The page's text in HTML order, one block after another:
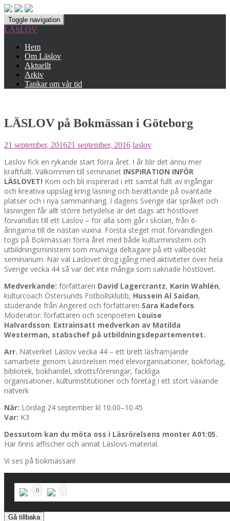
Toggle navigation
LÄSLOV
Hem
Om Läslov
Aktuellt
Arkiv
Tankar om vår tid
LÄSLOV på Bokmässan i Göteborg
21 september, 201621 september, 2016 laslov
Läslov fick en rykande start förra året. I år blir det ännu mer
kraftfullt. Välkommen till seminariet INSPIRATION INFÖR
LÄSLOVET! Kom och bli inspirerad i ett samtal fullt av ingångar
och kreativa uppslag kring läsning och berättande på oväntade
platser och i nya sammanhang. I dagens Sverige där språket och
läsningen får allt större betydelse är det dags att höstlovet
förvandlas till ett Läslov – för alla som går i skolan, från 6-
åringarna till de nästan vuxna. Första steget mot förvandlingen
togs på Bokmässan förra året med både kulturministern och
utbildningsministern som munviga deltagare på ett välbesökt
seminarium. När väl Läslovet drog igång med aktiviteter över hela
Sverige vecka 44 så var det inte många som saknade höstlovet.
Medverkande: författaren David Lagercrantz, Karin Wahlén,
kulturcoach Östersunds Fotbollsklubb, Hussein Al Saidan,
studerande från Angered och författaren Sara Kadefors.
Moderator: författaren och scenpoeten Louise
Halvardsson. Extrainsatt medverkan av Matilda
Westerman, stabschef på utbildningsdepartementet.
Arr. Nätverket Läslov vecka 44 – ett brett läsfrämjande
samarbete genom Läsrörelsen med elevorganisationer, bokförlag,
bibliotek, bokhandel, idrottsföreningar, fackliga
organisationer, kulturinstitutioner och företag i ett stort växande
nätverk
När: Lördag 24 september kl 10.00–10.45
Var: K3
Dessutom kan du möta oss i Läsrörelsens monter A01:05.
Här finns affischer och annat Läslovs-material.
Vi ses på bokmässan!
0